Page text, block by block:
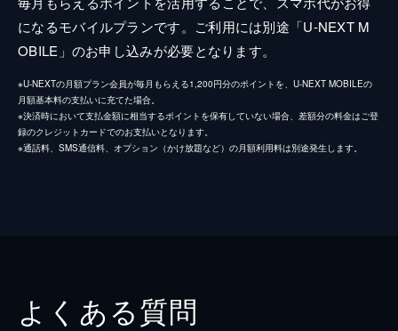
になるモバイルプランです。ご利用には別途「U-NEXT M
OBILE」のお申し込みが必要となります。
※U-NEXTの月額プラン会員が毎月もらえる1,200円分のポイントを、U-NEXT MOBILEの
月額基本料の支払いに充てた場合。
※決済時において支払金額に相当するポイントを保有していない場合、差額分の料金はご登
録のクレジットカードでのお支払いとなります。
※通話料、SMS通信料、オプション（かけ放題など）の月額利用料は別途発生します。
よくある質問